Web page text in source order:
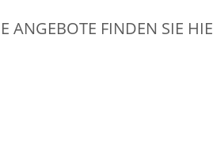
ANGEBOTE FINDEN SIE